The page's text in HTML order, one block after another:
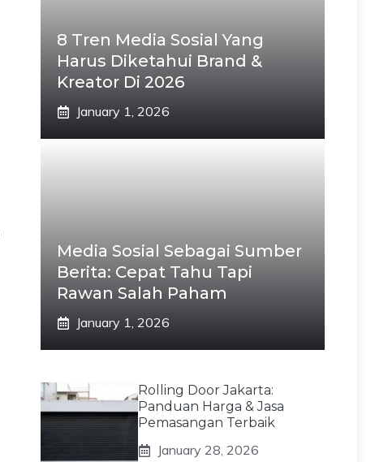
8 Tren Media Sosial Yang
Harus Diketahui Brand &
Kreator Di 2026
January 1, 2026
Media Sosial Sebagai Sumber
Berita: Cepat Tahu Tapi
Rawan Salah Paham
January 1, 2026
Rolling Door Jakarta:
Panduan Harga & Jasa
Pemasangan Terbaik
January 28, 2026